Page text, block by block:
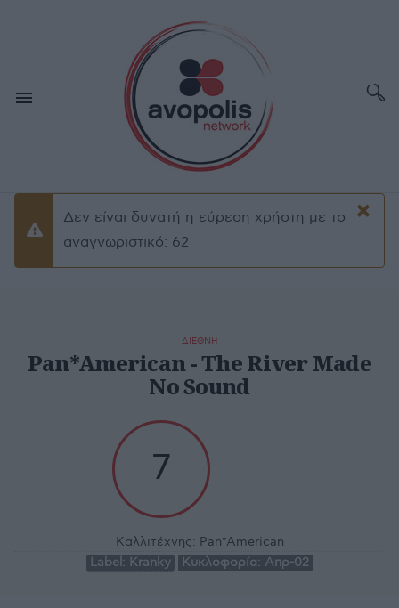
×
Προειδοποίσηση
Δεν είναι δυνατή η εύρεση χρήστη με το
αναγνωριστικό: 62
ΔΙΕΘΝΗ
Pan*American - The River Made
No Sound
7
Καλλιτέχνης: Pan*American
Label: Kranky Κυκλοφορία: Απρ-02